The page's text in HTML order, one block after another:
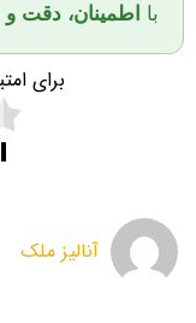
با
اطمینان، دقت
برای
آنالیز ملک